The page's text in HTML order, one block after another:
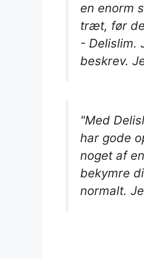
en enorm
træt, før
- Delislim.
beskrev.
"Med
har gode
noget af
bekymre
normalt.